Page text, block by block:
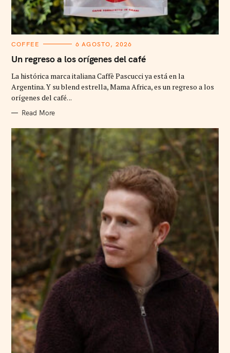
C
T
E
O
R
I
E
COFFEE 6 AGOSTO, 2026
Un regreso a los orígenes del café
La histórica marca italiana Caffè Pascucci ya está en la
Argentina. Y su blend estrella, Mama Africa, es un regreso a los
orígenes del café. ..
Read More